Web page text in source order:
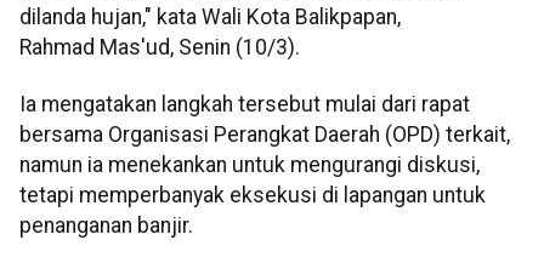
dilanda hujan," kata Wali Kota Balikpapan,
Rahmad Mas'ud, Senin (10/3).
Ia mengatakan langkah tersebut mulai dari rapat
bersama Organisasi Perangkat Daerah (OPD) terkait,
namun ia menekankan untuk mengurangi diskusi,
tetapi memperbanyak eksekusi di lapangan untuk
penanganan banjir.